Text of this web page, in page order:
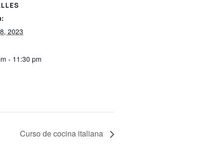
2023
- 11:30 pm
Curso de cocina italiana